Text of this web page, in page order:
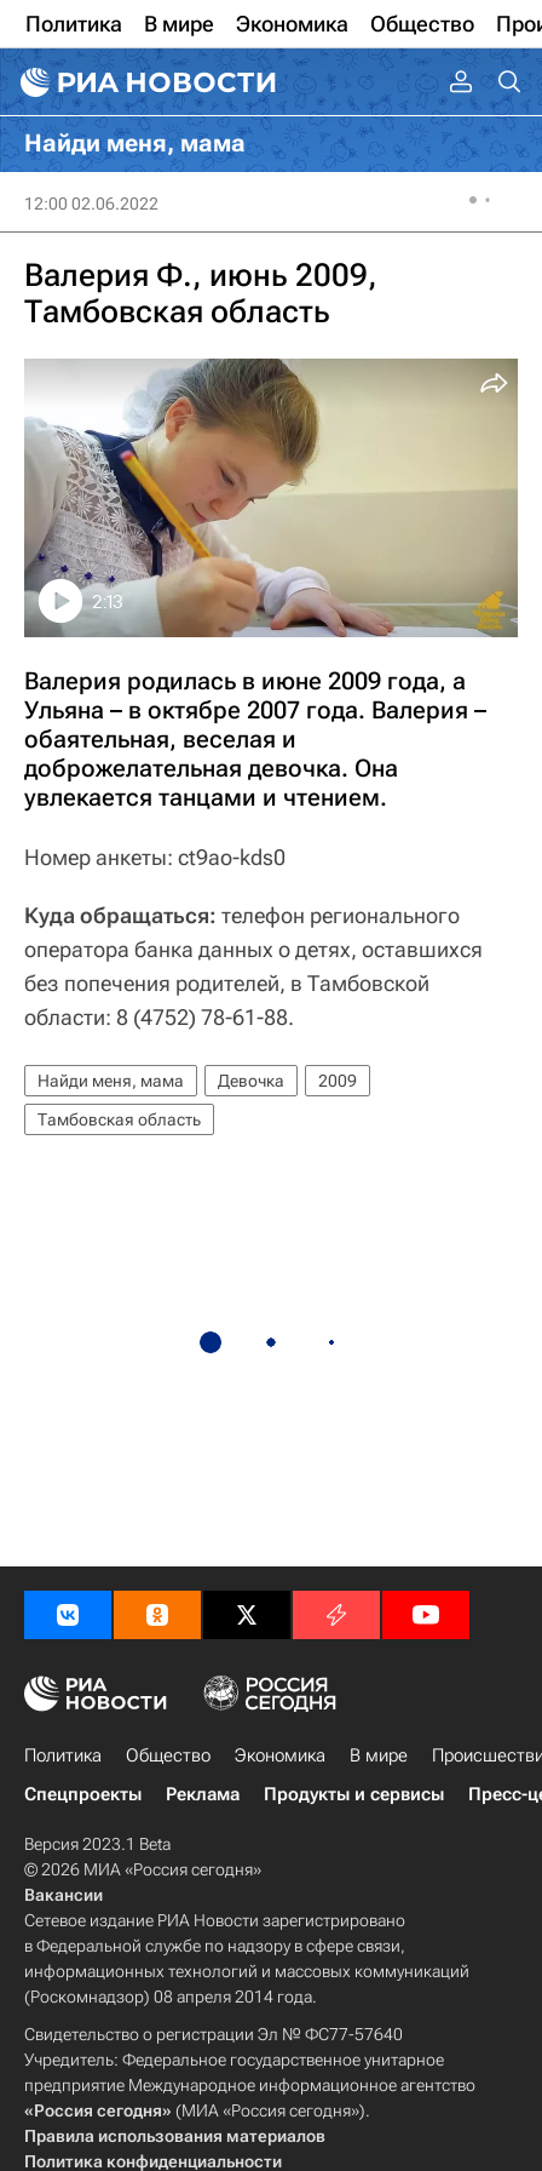
Политика В мире Экономика Общество
Найди меня, мама
12:00 02.06.2022
Валерия Ф., июнь 2009,
Тамбовская область
2:13
Валерия родилась в июне 2009 года, а
Ульяна – в октябре 2007 года. Валерия –
обаятельная, веселая и
доброжелательная девочка. Она
увлекается танцами и чтением.
Номер анкеты: ct9ao-kds0
Куда обращаться: телефон регионального
оператора банка данных о детях, оставшихся
без попечения родителей, в Тамбовской
области: 8 (4752) 78-61-88.
Найди меня, мама Девочка
2009
Тамбовская область
Политика Общество Экономика В мире
Спецпроекты
Реклама Продукты и сервисы Пресс-
Версия 2023.1 Beta
© 2026 МИА «Россия сегодня»
Вакансии
Сетевое издание РИА Новости зарегистрировано
в Федеральной службе по надзору в сфере связи,
информационных технологий и массовых коммуникаций
(Роскомнадзор) 08 апреля 2014 года.
Свидетельство о регистрации Эл № ФС77-57640
Учредитель: Федеральное государственное унитарное
предприятие Международное информационное агентство
«Россия сегодня» (МИА «Россия сегодня»).
Правила использования материалов
Политика конфиденциальности